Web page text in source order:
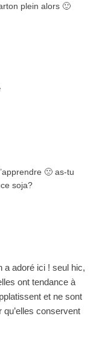
plein alors 🙂
🙁 as-tu
soja?
a adoré ici ! seul hic,
ont tendance à
et ne sont
conservent